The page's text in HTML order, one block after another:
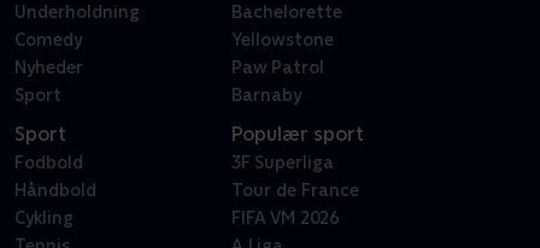
Underholdning
Comedy
Nyheder
Sport
Bachelorette
Yellowstone
Paw Patrol
Barnaby
Sport
Fodbold
Håndbold
Cykling
Populær sport
3F Superliga
Tour de France
FIFA VM 2026